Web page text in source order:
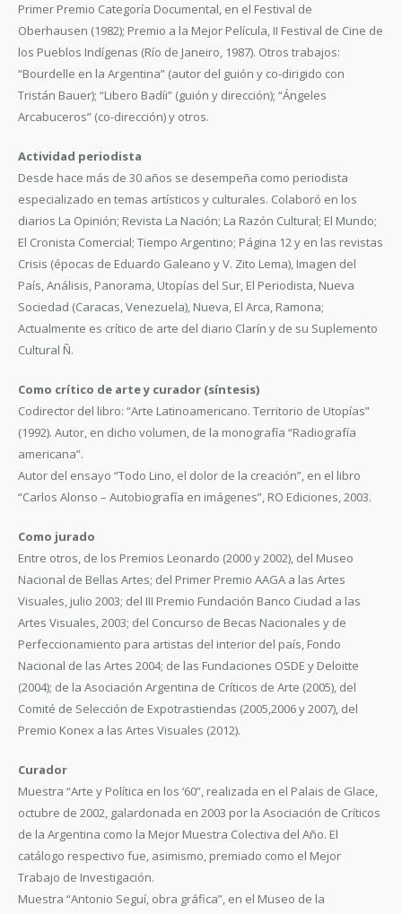
Primer Premio Categoría Documental, en el Festival de
Oberhausen (1982); Premio a la Mejor Película, II Festival de Cine de
los Pueblos Indígenas (Río de Janeiro, 1987). Otros trabajos:
“Bourdelle en la Argentina” (autor del guión y co-dirigido con
Tristán Bauer); “Libero Badíi” (guión y dirección); “Ángeles
Arcabuceros” (co-dirección) y otros.
Actividad periodista
Desde hace más de 30 años se desempeña como periodista
especializado en temas artísticos y culturales. Colaboró en los
diarios La Opinión; Revista La Nación; La Razón Cultural; El Mundo;
El Cronista Comercial; Tiempo Argentino; Página 12 y en las revistas
Crisis (épocas de Eduardo Galeano y V. Zito Lema), Imagen del
País, Análisis, Panorama, Utopías del Sur, El Periodista, Nueva
Sociedad (Caracas, Venezuela), Nueva, El Arca, Ramona;
Actualmente es crítico de arte del diario Clarín y de su Suplemento
Cultural Ñ.
Como crítico de arte y curador (síntesis)
Codirector del libro: “Arte Latinoamericano. Territorio de Utopías”
(1992). Autor, en dicho volumen, de la monografía “Radiografía
americana”.
Autor del ensayo “Todo Lino, el dolor de la creación”, en el libro
“Carlos Alonso – Autobiografía en imágenes”, RO Ediciones, 2003.
Como jurado
Entre otros, de los Premios Leonardo (2000 y 2002), del Museo
Nacional de Bellas Artes; del Primer Premio AAGA a las Artes
Visuales, julio 2003; del III Premio Fundación Banco Ciudad a las
Artes Visuales, 2003; del Concurso de Becas Nacionales y de
Perfeccionamiento para artistas del interior del país, Fondo
Nacional de las Artes 2004; de las Fundaciones OSDE y Deloitte
(2004); de la Asociación Argentina de Críticos de Arte (2005), del
Comité de Selección de Expotrastiendas (2005,2006 y 2007), del
Premio Konex a las Artes Visuales (2012).
Curador
Muestra “Arte y Política en los ‘60”, realizada en el Palais de Glace,
octubre de 2002, galardonada en 2003 por la Asociación de Críticos
de la Argentina como la Mejor Muestra Colectiva del Año. El
catálogo respectivo fue, asimismo, premiado como el Mejor
Trabajo de Investigación.
Muestra “Antonio Seguí, obra gráfica”, en el Museo de la